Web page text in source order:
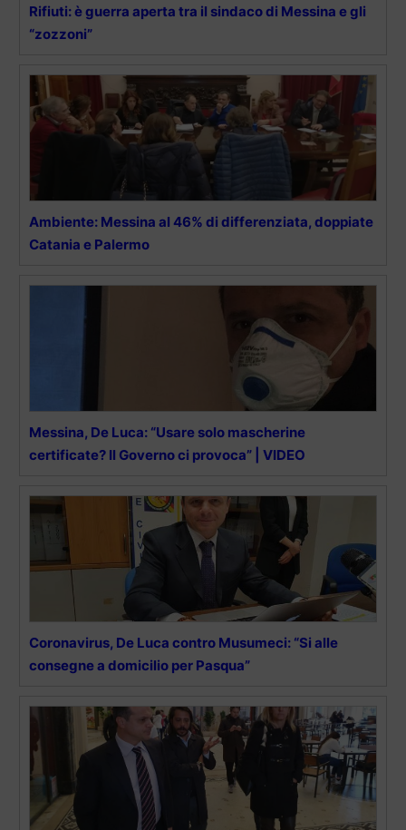
Rifiuti: è guerra aperta tra il sindaco di Messina e gli
“zozzoni”
Ambiente: Messina al 46% di differenziata, doppiate
Catania e Palermo
Messina, De Luca: “Usare solo mascherine
certificate? Il Governo ci provoca” | VIDEO
Coronavirus, De Luca contro Musumeci: “Si alle
consegne a domicilio per Pasqua”